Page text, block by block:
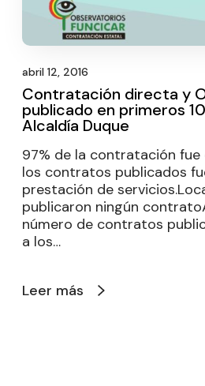
abril 12, 2016
Contratación directa y
publicado en primeros
Alcaldía Duque
97% de la contratación
los contratos publicados
prestación de
publicaron ningún
número de contratos
a los…
Leer más